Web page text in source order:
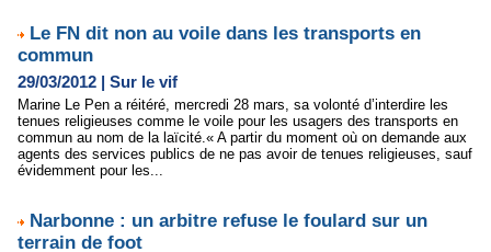
Le FN dit non au voile dans les transports en
commun
29/03/2012 | Sur le vif
Marine Le Pen a réitéré, mercredi 28 mars, sa volonté d’interdire les
tenues religieuses comme le voile pour les usagers des transports en
commun au nom de la laïcité.« A partir du moment où on demande aux
agents des services publics de ne pas avoir de tenues religieuses, sauf
évidemment pour les...
Narbonne : un arbitre refuse le foulard sur un
terrain de foot